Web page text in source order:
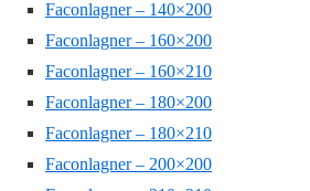
Faconlagner – 140×200
Faconlagner – 160×200
Faconlagner – 160×210
Faconlagner – 180×200
Faconlagner – 180×210
Faconlagner – 200×200